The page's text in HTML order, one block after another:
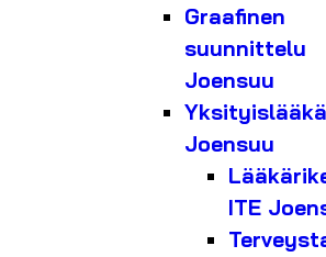
Graafinen
suunnittelu
Joensuu
Joensuu
ITE